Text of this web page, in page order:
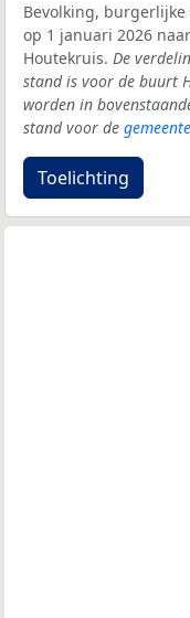
Bevolking,
op 1 januari 2026
Houtekruis. De
stand is voor de buurt
worden in
stand voor de
Toelichting